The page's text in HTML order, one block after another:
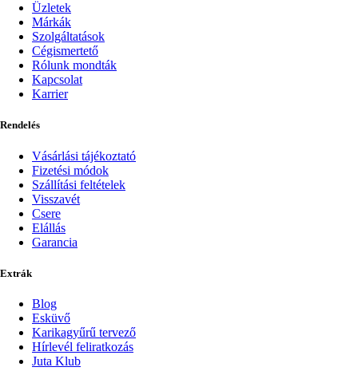
Üzletek
Márkák
Szolgáltatások
Cégismertető
Rólunk mondták
Kapcsolat
Karrier
Rendelés
Vásárlási tájékoztató
Fizetési módok
Szállítási feltételek
Visszavét
Csere
Elállás
Garancia
Extrák
Blog
Esküvő
Karikagyűrű tervező
Hírlevél feliratkozás
Juta Klub